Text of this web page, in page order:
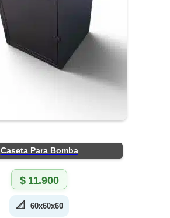
Caseta Para Bomba
$11.900
📐 60x60x60